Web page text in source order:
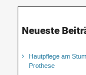
Neueste
Hautpflege am
Prothese